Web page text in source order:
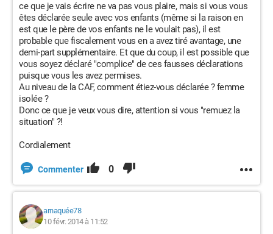
ce que je vais écrire ne va pas vous plaire, mais si vous vous
êtes déclarée seule avec vos enfants (même si la raison en
est que le père de vos enfants ne le voulait pas), il est
probable que fiscalement vous en a avez tiré avantage, une
demi-part supplémentaire. Et que du coup, il est possible que
vous soyez déclaré "complice" de ces fausses déclarations
puisque vous les avez permises.
Au niveau de la CAF, comment étiez-vous déclarée ? femme
isolée ?
Donc ce que je veux vous dire, attention si vous "remuez la
situation" ?!
Cordialement
Commenter 0
arnaquée78
10 févr. 2014 à 11:52